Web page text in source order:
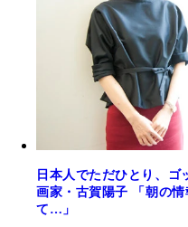
日本人でただひとり、ゴ
画家・古賀陽子 「朝の
て…」